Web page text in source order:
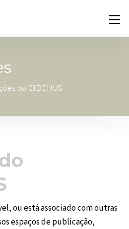
do CIDEHUS
ou está associado com outras
espaços de publicação,